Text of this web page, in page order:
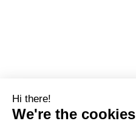
Hi there!
We're the cookies